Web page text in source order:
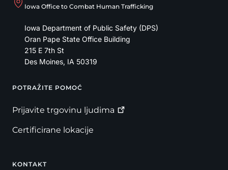
Iowa Office to Combat Human Trafficking
Iowa Department of Public Safety (DPS)
Oran Pape State Office Building
215 E 7th St
Des Moines, IA 50319
Footer
POTRAŽITE POMOĆ
Prijavite trgovinu ljudima
Certificirane lokacije
KONTAKT